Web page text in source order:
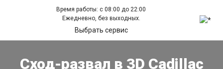
Время работы: с 08:00 до 22:00
Ежедневно, без выходных.
Выбрать сервис
Сход-развал в 3D Cadillac